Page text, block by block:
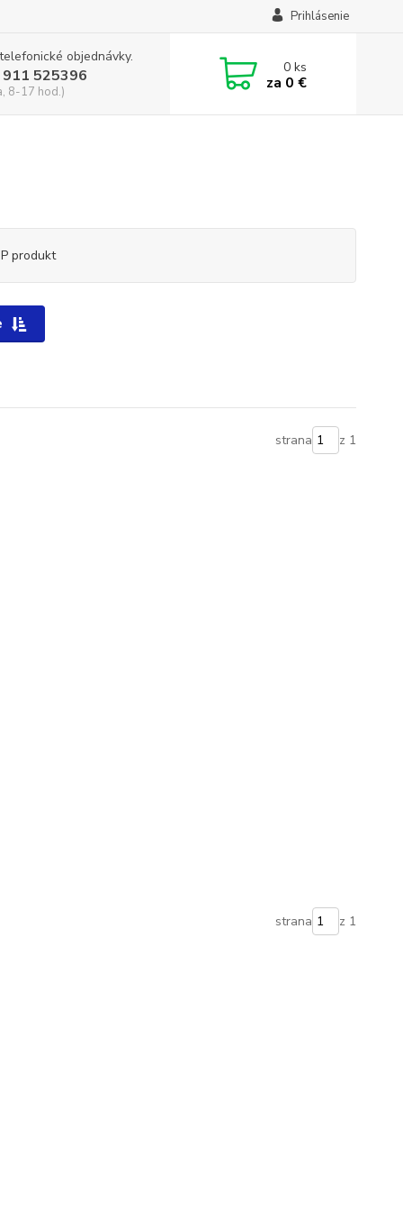
Prihlásenie
objednávky.
525396
8-17 hod.)
0ks
za 0 €
produkt
strana z 1
strana z 1